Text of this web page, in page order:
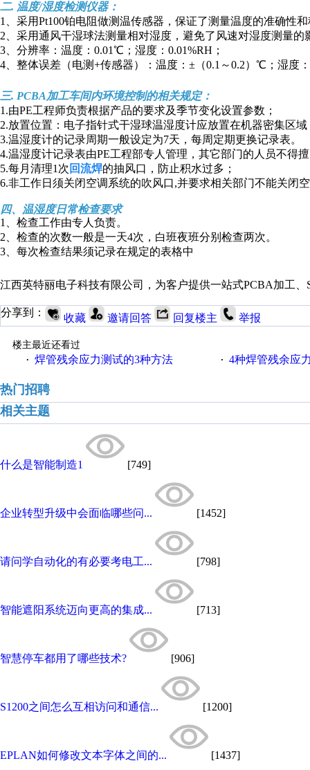
二. 温度/湿度检测仪器：
1、采用Pt100铂电阻做测温传感器，保证了测量温度的准确性
2、采用通风干湿球法测量相对湿度，避免了风速对湿度测量的
3、分辨率：温度：0.01℃；湿度：0.01%RH；
4、整体误差（电测+传感器）：温度：±（0.1～0.2）℃；湿度
三. PCBA加工车间内环境控制的相关规定：
1.由PE工程师负责根据产品的要求及季节变化设置参数；
2.放置位置：电子指针式干湿球温湿度计应放置在机器密集区
3.温湿度计的记录周期一般设定为7天，每周定期更换记录表。
4.温湿度计记录表由PE工程部专人管理，其它部门的人员不得
5.每月清理1次 回流焊的抽风口，防止积水过多；
6.非工作日须关闭空调系统的吹风口,并要求相关部门不能关闭
四、温湿度日常检查要求
1、检查工作由专人负责。
2、检查的次数一般是一天4次，白班夜班分别检查两次。
3、每次检查结果须记录在规定的表格中
江西英特丽电子科技有限公司，为客户提供一站式PCBA加工
分享到： 收藏 邀请回答 回复楼主 举报
楼主最近还看过
· 焊管残余应力测试的3种方法 · 4种焊管残余应
热门招聘
相关主题
什么是智能制造1 [749]
企业转型升级中会面临哪些问... [1452]
请问学自动化的有必要考电工... [798]
智能遮阳系统迈向更高的集成... [713]
智慧停车都用了哪些技术? [906]
S1200之间怎么互相访问和通信... [1200]
EPLAN如何修改文本字体之间的... [1437]